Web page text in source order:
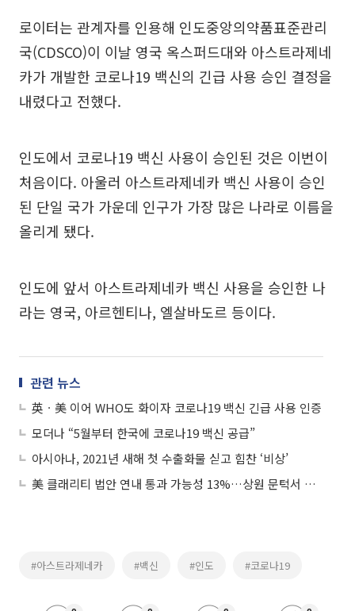
로이터는 관계자를 인용해 인도중앙의약품표준관리
국(CDSCO)이 이날 영국 옥스퍼드대와 아스트라제네
카가 개발한 코로나19 백신의 긴급 사용 승인 결정을
내렸다고 전했다.
인도에서 코로나19 백신 사용이 승인된 것은 이번이
처음이다. 아울러 아스트라제네카 백신 사용이 승인
된 단일 국가 가운데 인구가 가장 많은 나라로 이름을
올리게 됐다.
인도에 앞서 아스트라제네카 백신 사용을 승인한 나
라는 영국, 아르헨티나, 엘살바도르 등이다.
관련 뉴스
英ㆍ美 이어 WHO도 화이자 코로나19 백신 긴급 사용 인증
모더나 “5월부터 한국에 코로나19 백신 공급”
아시아나, 2021년 새해 첫 수출화물 싣고 힘찬 ‘비상’
美 클래리티 법안 연내 통과 가능성 13%…상원 문턱서 제동
#아스트라제네카 #백신 #인도 #코로나19